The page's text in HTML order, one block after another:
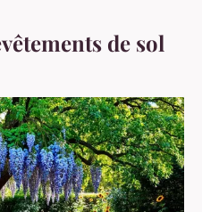
de sol